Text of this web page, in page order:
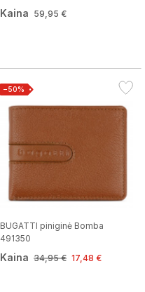
Kaina 59,95 €
−50%
BUGATTI piniginė Bomba
491350
Kaina 34,95 € 17,48 €